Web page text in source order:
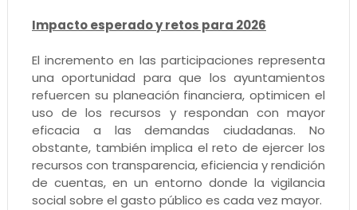
Impacto esperado y retos para 2026
El incremento en las participaciones representa
una oportunidad para que los ayuntamientos
refuercen su planeación financiera, optimicen el
uso de los recursos y respondan con mayor
eficacia a las demandas ciudadanas. No
obstante, también implica el reto de ejercer los
recursos con transparencia, eficiencia y rendición
de cuentas, en un entorno donde la vigilancia
social sobre el gasto público es cada vez mayor.